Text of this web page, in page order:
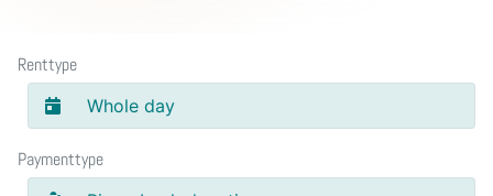
Renttype
Whole day
Paymenttype